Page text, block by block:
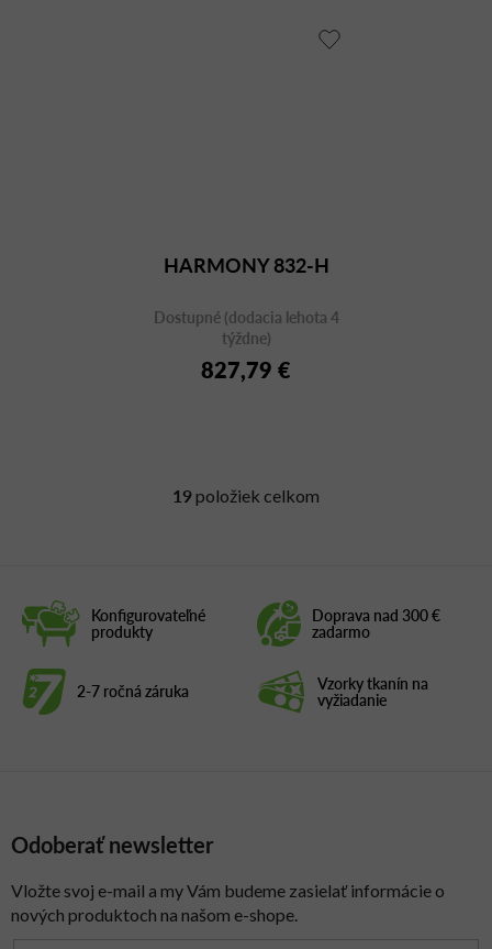
HARMONY 832-H
Dostupné (dodacia lehota 4
týždne)
827,79 €
O
p
i
19položiek celkom
Konfigurovateľné
produkty
Doprava nad 300 €
zadarmo
2-7 ročná záruka Vzorky tkanín na
vyžiadanie
Odoberať newsletter
Vložte svoj e-mail a my Vám budeme zasielať informácie o
nových produktoch na našom e-shope.